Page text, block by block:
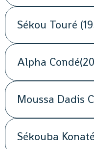
Sékou Touré
Alpha
Moussa Dadis
Sékouba